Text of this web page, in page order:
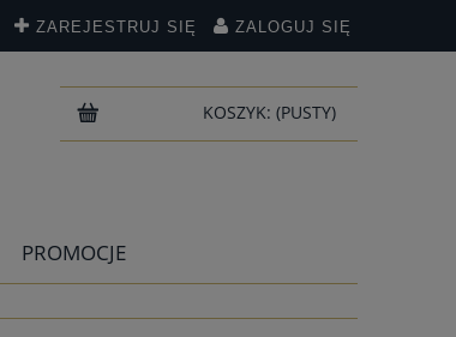
ZAREJESTRUJ SIĘ ZALOGUJ SIĘ
KOSZYK: (PUSTY)
PROMOCJE